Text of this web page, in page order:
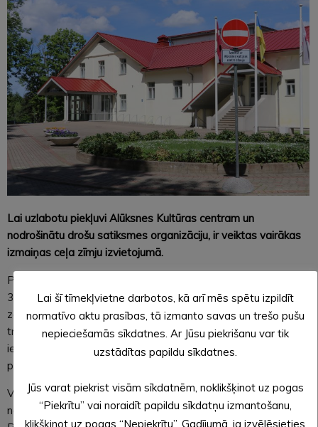
Lai uzlabotu piekļuvi Alūksnes Kultūras centram un
nodrošinātu drošu satiksmes organizāciju, ir veiktas vairākas
izmaiņas ceļa zīmju izvietojumā.
Pie Alūksnes Kultūras centra uzstādīta jauna ceļa zīme Nr.
326 “Apstāties aizliegts” ar papildzīmi Nr. 803 “Darbības
zona – 33 m”. Šīs izmaiņas ieviestas, lai novērstu
transportlīdzekļu novietošanu pie Alūksnes Kultūras centra
ieejas, kā arī tas nodrošinās ērtāku un drošāku iedzīvotāju
piekļuvi Kultūras centram.
Vienlaikus pārskatīts ceļa zīmes Nr. 301 “Iebraukt aizliegts”
novietojums, pārvietojot to tuvāk ceļa savienojumam.
Lai šī tīmekļvietne darbotos, kā arī mēs spētu izpildīt
normatīvo aktu prasības, tā izmanto savas un trešo pušu
nepieciešamās sīkdatnes. Ar Jūsu piekrišanu var tik
uzstādītas papildu sīkdatnes.
Jūs varat piekrist visām sīkdatnēm, noklikšķinot uz pogas
“Piekrītu” vai noraidīt papildu sīkdatņu izmantošanu,
klikšķinot uz pogas “Nepiekrītu”. Gadījumā, ja izvēlēsieties